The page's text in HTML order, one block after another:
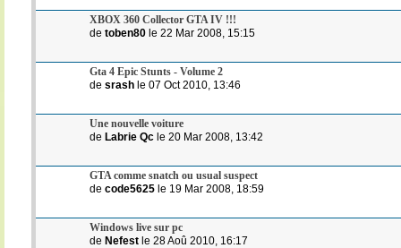
XBOX 360 Collector GTA IV !!!
de toben80le 22 Mar 2008, 15:15
Gta 4 Epic Stunts - Volume 2
de srashle 07 Oct 2010, 13:46
Une nouvelle voiture
de Labrie Qcle 20 Mar 2008, 13:42
GTA comme snatch ou usual suspect
de code5625le 19 Mar 2008, 18:59
Windows live sur pc
de Nefestle 28 Aoû 2010, 16:17